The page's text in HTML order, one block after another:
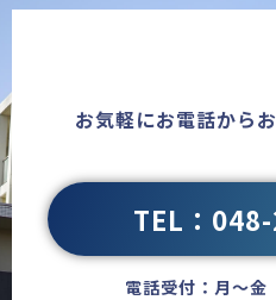
お気軽にお電話から
TEL：
電話受付：月〜金